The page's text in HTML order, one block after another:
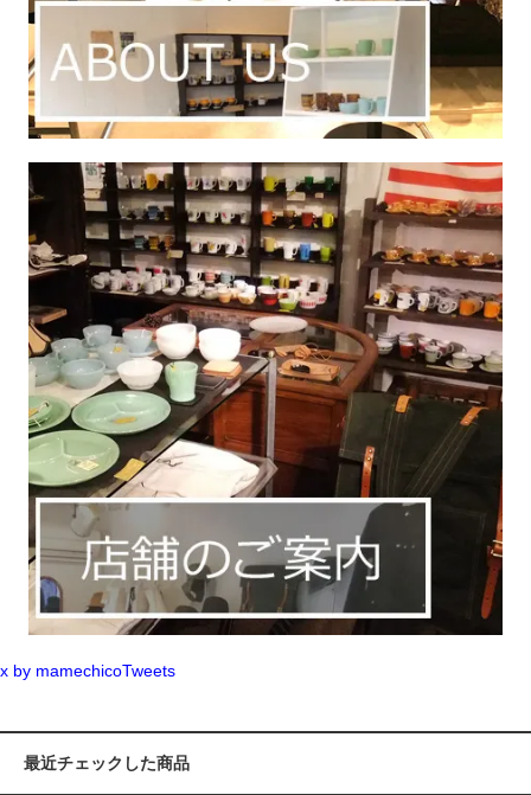
x by mamechicoTweets
最近チェックした商品